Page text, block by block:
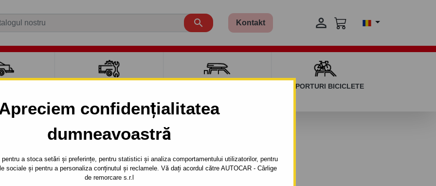
confidențialitatea
dumneavoastră
a stoca setări și preferințe, pentru statistici și analiza comportamentului utilizatorilor, pentru
sociale și pentru a personaliza conținutul și reclamele. Vă dați acordul către AUTOCAR - Cârlige
de remorcare s.r.l
 Kontakt 
SUPORTURI BICICLETE
2004 - 2011
5uşi. - sistem semidemontabil -cu şuruburi
Referinta: